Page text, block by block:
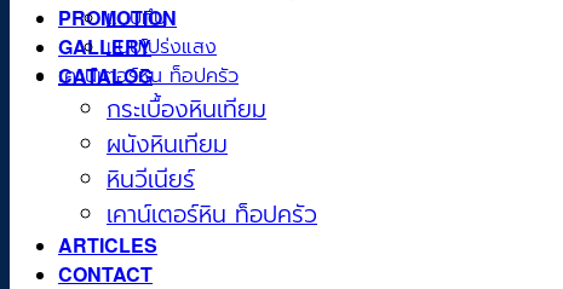
PROMOTION
GALLERY
CATALOG
กระเบื้องหินเทียม
ผนังหินเทียม
หินวีเนียร์
เคาน์เตอร์หิน ท็อปครัว
ARTICLES
CONTACT
แบบทึบ
แบบโปร่งแสง
เคาน์เตอร์หิน ท็อปครัว